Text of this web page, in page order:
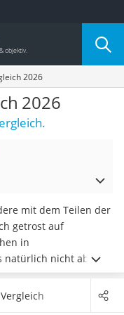
2026
2026
mit dem Teilen der
getrost auf
in
nicht ab,
einspürbares
Sie sich beim Kauf